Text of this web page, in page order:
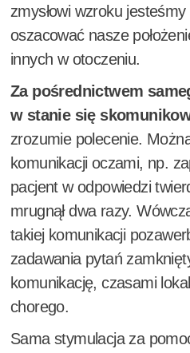
zmysłowi wzroku
oszacować nasze
innych w otoczeniu.
Za pośrednictwem
w stanie się
zrozumie polecenie.
komunikacji oczami, np.
pacjent w odpowiedzi
mrugnął dwa razy.
takiej komunikacji
zadawania pytań
komunikację, czasami
chorego.
Sama stymulacja za